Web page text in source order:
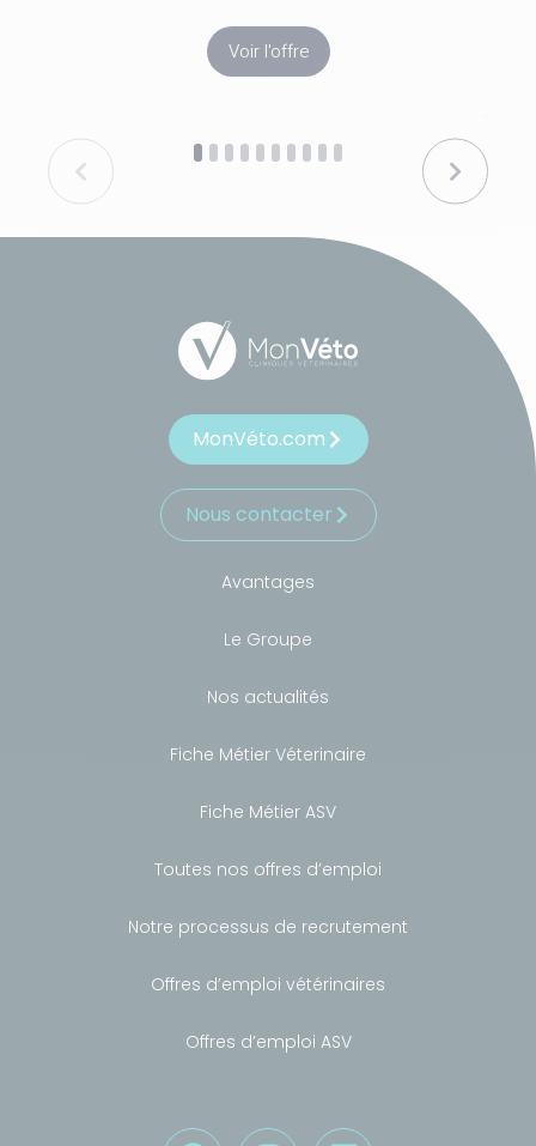
Voir l'offre
MonVéto.com
Nous contacter
Avantages
Le Groupe
Nos actualités
Fiche Métier Véterinaire
Fiche Métier ASV
Toutes nos offres d’emploi
Notre processus de recrutement
Offres d’emploi vétérinaires
Offres d’emploi ASV